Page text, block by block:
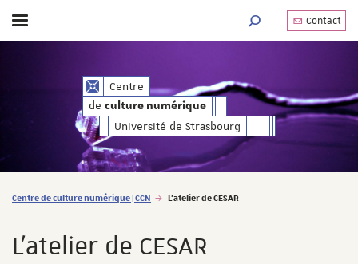
Centredeculture numérique
de culture numérique
Université de Strasbourg
Afficher / masquer le menu MOTEUR DE
Contact
Vous êtes ici :
Centre de culture numérique | CCN L'atelier de CESAR
L'atelier de CESAR